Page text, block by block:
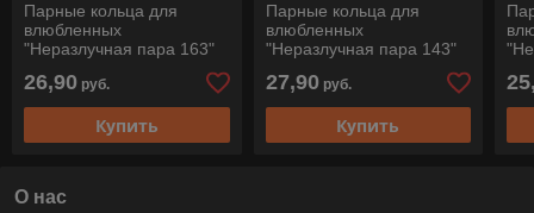
Парные кольца для
влюбленных
"Неразлучная пара 163"
26,90 руб.
Купить
Парные кольца для
влюбленных
"Неразлучная пара 143"
27,90 руб.
Купить
О нас